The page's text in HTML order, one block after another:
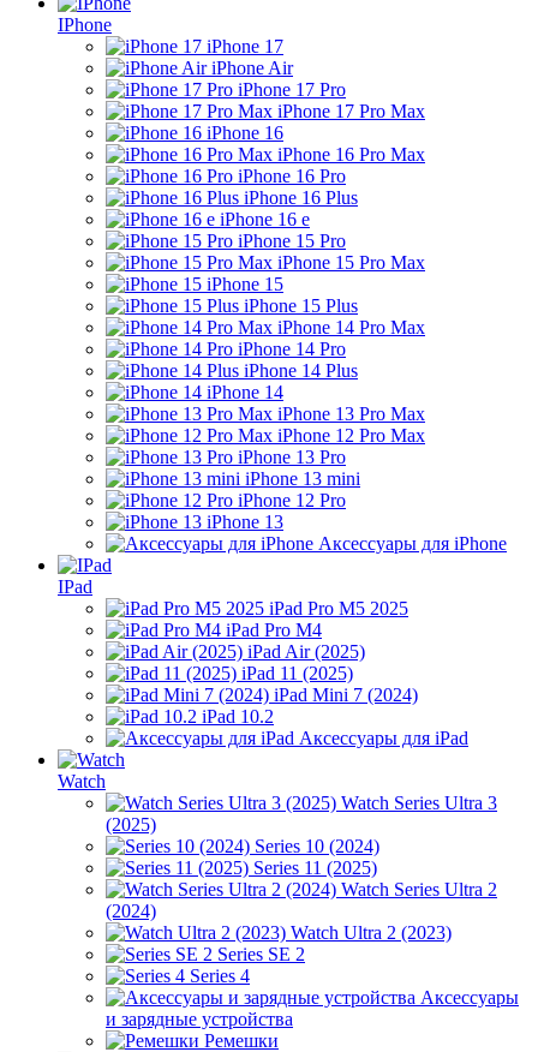
IPhone
iPhone 17
iPhone Air
iPhone 17 Pro
iPhone 17 Pro Max
iPhone 16
iPhone 16 Pro Max
iPhone 16 Pro
iPhone 16 Plus
iPhone 16 e
iPhone 15 Pro
iPhone 15 Pro Max
iPhone 15
iPhone 15 Plus
iPhone 14 Pro Max
iPhone 14 Pro
iPhone 14 Plus
iPhone 14
iPhone 13 Pro Max
iPhone 12 Pro Max
iPhone 13 Pro
iPhone 13 mini
iPhone 12 Pro
iPhone 13
Аксессуары для iPhone
IPad
iPad Pro M5 2025
iPad Pro M4
iPad Air (2025)
iPad 11 (2025)
iPad Mini 7 (2024)
iPad 10.2
Аксессуары для iPad
Watch
Watch Series Ultra 3
(2025)
Series 10 (2024)
Series 11 (2025)
Watch Series Ultra 2
(2024)
Watch Ultra 2 (2023)
Series SE 2
Series 4
Аксессуары
и зарядные устройства
Ремешки